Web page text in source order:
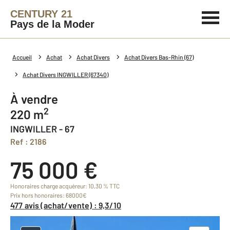
CENTURY 21
Pays de la Moder
Accueil Achat Achat Divers Achat Divers Bas-Rhin (67)
Achat Divers INGWILLER (67340)
à vendre
220 m2
INGWILLER - 67
Ref : 2186
75 000 €
Honoraires charge acquéreur: 10,30 % TTC
Prix hors honoraires: 68000€
477 avis (achat/vente) : 9,3/10